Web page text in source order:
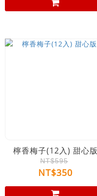
檸香梅子(12入) 甜心版
NT$595
NT$350